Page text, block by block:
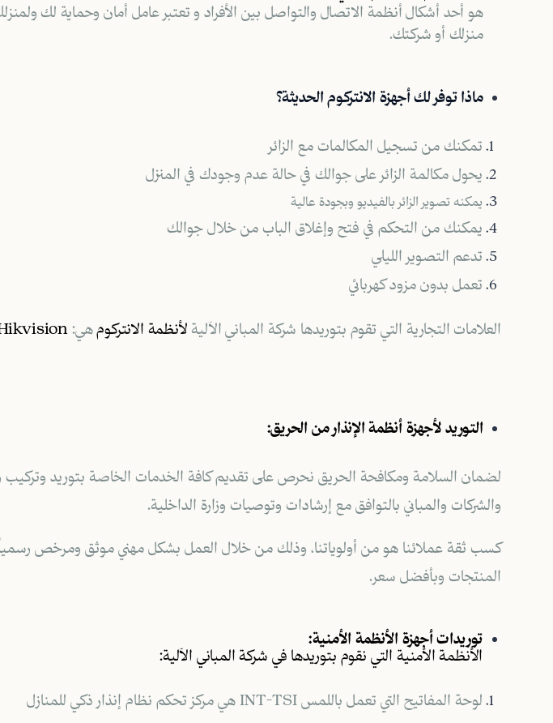
هو أحد أشكال أنظمة الاتصال والتواصل بين الأفراد و تعتبر عامل أمان وحماية لك
منزلك أو شركتك.
ماذا توفر لك أجهزة الانتركوم الحديثة؟
تمكنك من تسجيل المكالمات مع الزائر
يحول مكالمة الزائر على جوالك في حالة عدم وجودك في المنزل
يمكنه تصوير الزائر بالفيديو وبجودة عالية
يمكنك من التحكم في فتح وإغلاق الباب من خلال جوالك
تدعم التصوير الليلي
تعمل بدون مزود كهربائي
العلامات التجارية التي تقوم بتوريدها شركة المباني الآلية لأنظمة الانتركومهي:
التوريد لأجهزة أنظمة الإنذار من الحريق:
لضمان السلامة ومكافحة الحريق نحرص على تقديم كافة الخدمات الخاصة بتوريد وتركيب
والشركات والمباني بالتوافق مع إرشادات وتوصيات وزارة الداخلية.
كسب ثقة عملائنا هو من أولوياتنا، وذلك من خلال العمل بشكل مهني موثق ومرخص
المنتجات وبأفضل سعر.
توريدات أجهزة الأنظمة الأمنية:
الأنظمة الأمنية التي نقوم بتوريدها في شركة المباني الآلية:
لوحة المفاتيح التي تعمل باللمس INT-TSI هي مركز تحكم نظام إنذار ذكي للمنازل